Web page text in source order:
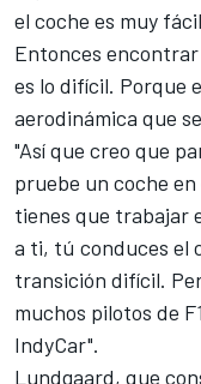
el coche es muy
Entonces encontrar
es lo difícil. Porque
aerodinámica que
"Así que creo que
pruebe un coche
tienes que trabajar
a ti, tú conduces el
transición difícil.
muchos pilotos de
IndyCar".
Lundgaard, que